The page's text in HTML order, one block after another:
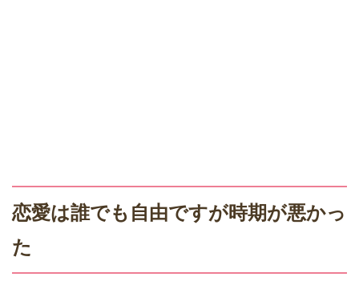
恋愛は誰でも自由ですが時期が悪かっ
た